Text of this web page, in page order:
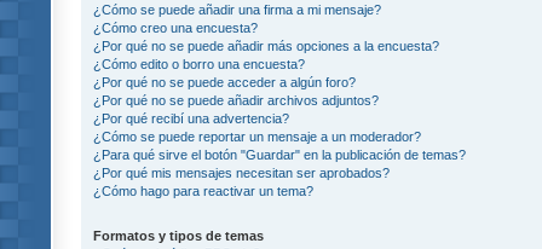
¿Cómo se puede añadir una firma a mi mensaje?
¿Cómo creo una encuesta?
¿Por qué no se puede añadir más opciones a la encuesta?
¿Cómo edito o borro una encuesta?
¿Por qué no se puede acceder a algún foro?
¿Por qué no se puede añadir archivos adjuntos?
¿Por qué recibí una advertencia?
¿Cómo se puede reportar un mensaje a un moderador?
¿Para qué sirve el botón "Guardar" en la publicación de temas?
¿Por qué mis mensajes necesitan ser aprobados?
¿Cómo hago para reactivar un tema?
Formatos y tipos de temas